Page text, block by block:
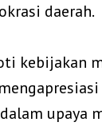
daerah.
kebijakan
upaya